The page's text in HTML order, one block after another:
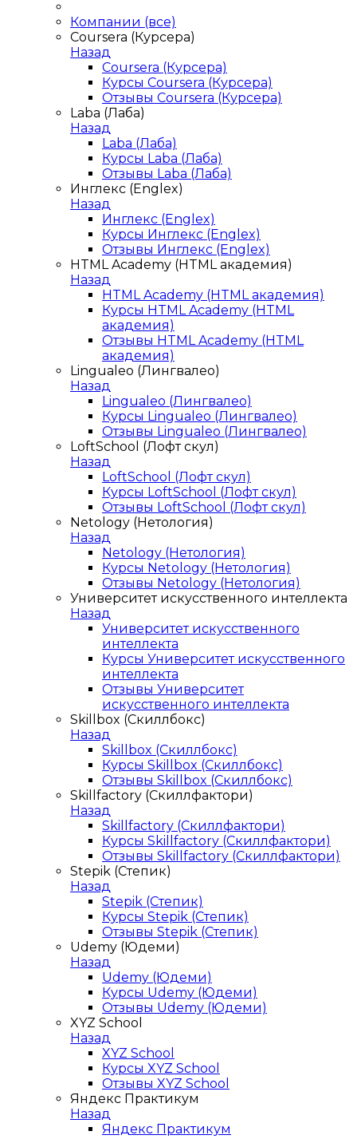
Компании (все)
Coursera (Курсера)
Назад
Coursera (Курсера)
Курсы Coursera (Курсера)
Отзывы Coursera (Курсера)
Laba (Лаба)
Назад
Laba (Лаба)
Курсы Laba (Лаба)
Отзывы Laba (Лаба)
Инглекс (Englex)
Назад
Инглекс (Englex)
Курсы Инглекс (Englex)
Отзывы Инглекс (Englex)
HTML Academy (HTML академия)
Назад
HTML Academy (HTML академия)
Курсы HTML Academy (HTML
академия)
Отзывы HTML Academy (HTML
академия)
Lingualeo (Лингвалео)
Назад
Lingualeo (Лингвалео)
Курсы Lingualeo (Лингвалео)
Отзывы Lingualeo (Лингвалео)
LoftSchool (Лофт скул)
Назад
LoftSchool (Лофт скул)
Курсы LoftSchool (Лофт скул)
Отзывы LoftSchool (Лофт скул)
Netology (Нетология)
Назад
Netology (Нетология)
Курсы Netology (Нетология)
Отзывы Netology (Нетология)
Университет искусственного интеллекта
Назад
Университет искусственного
интеллекта
Курсы Университет искусственного
интеллекта
Отзывы Университет
искусственного интеллекта
Skillbox (Скиллбокс)
Назад
Skillbox (Скиллбокс)
Курсы Skillbox (Скиллбокс)
Отзывы Skillbox (Скиллбокс)
Skillfactory (Скиллфактори)
Назад
Skillfactory (Скиллфактори)
Курсы Skillfactory (Скиллфактори)
Отзывы Skillfactory (Скиллфактори)
Stepik (Степик)
Назад
Stepik (Степик)
Курсы Stepik (Степик)
Отзывы Stepik (Степик)
Udemy (Юдеми)
Назад
Udemy (Юдеми)
Курсы Udemy (Юдеми)
Отзывы Udemy (Юдеми)
XYZ School
Назад
XYZ School
Курсы XYZ School
Отзывы XYZ School
Яндекс Практикум
Назад
Яндекс Практикум